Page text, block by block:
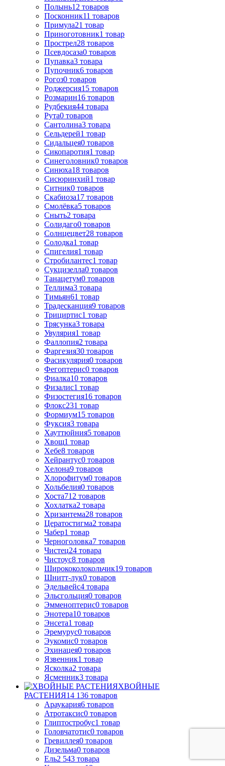
Полынь12 товаров
Посконник11 товаров
Примула21 товар
Приноготовник1 товар
Прострел28 товаров
Псевдосаза0 товаров
Пупавка3 товара
Пупочник6 товаров
Рогоз0 товаров
Роджерсия15 товаров
Розмарин16 товаров
Рудбекия44 товара
Рута0 товаров
Сантолина3 товара
Сельдерей1 товар
Сидальцея0 товаров
Сикопаротия1 товар
Синеголовник0 товаров
Синюха18 товаров
Сисюринхий1 товар
Ситник0 товаров
Скабиоза17 товаров
Смолёвка5 товаров
Сныть2 товара
Солидаго0 товаров
Солнцецвет28 товаров
Солодка1 товар
Спигелия1 товар
Стробилантес1 товар
Сукцизелла0 товаров
Танацетум0 товаров
Теллима3 товара
Тимьян61 товар
Традесканция9 товаров
Трициртис1 товар
Трясунка3 товара
Увулярия1 товар
Фаллопия2 товара
Фаргезия30 товаров
Фасикулярия0 товаров
Фегоптерис0 товаров
Фиалка10 товаров
Физалис1 товар
Физостегия16 товаров
Флокс231 товар
Формиум15 товаров
Фуксия3 товара
Хауттюйния5 товаров
Хвощ1 товар
Хебе8 товаров
Хейрантус0 товаров
Хелона9 товаров
Хлорофитум0 товаров
Хольбелия0 товаров
Хоста712 товаров
Хохлатка2 товара
Хризантема28 товаров
Цератостигма2 товара
Чабер1 товар
Черноголовка7 товаров
Чистец24 товара
Чистоус8 товаров
Ширококолокольчик19 товаров
Шнитт-лук0 товаров
Эдельвейс4 товара
Эльсгольция0 товаров
Эмменоптерис0 товаров
Энотера10 товаров
Энсета1 товар
Эремурус0 товаров
Эукомис0 товаров
Эхинацея0 товаров
Язвенник1 товар
Ясколка2 товара
Ясменник3 товара
ХВОЙНЫЕ
РАСТЕНИЯ14 136 товаров
Араукария6 товаров
Атротаксис0 товаров
Глиптостробус1 товар
Головчатотис0 товаров
Гревиллея0 товаров
Дизельма0 товаров
Ель2 543 товара